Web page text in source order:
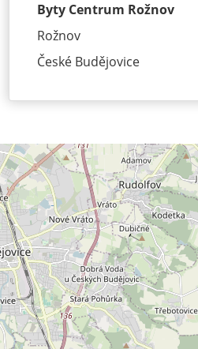
Byty Centrum Rožnov
Rožnov
České Budějovice